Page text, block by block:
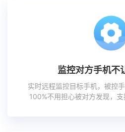
监控对方手机不
实时远程监控目标手机，被控
100%不用担心被对方发现，支